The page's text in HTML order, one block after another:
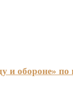
обороне» по